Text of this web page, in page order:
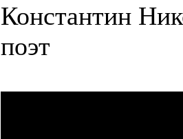
Константин
поэт